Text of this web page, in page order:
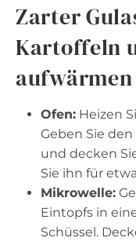
Zarter
Kartoffeln
aufwärmen
Ofen: Heizen
Geben Sie
und decken
Sie ihn für
Mikrowelle:
Eintopfs in
Schüssel.